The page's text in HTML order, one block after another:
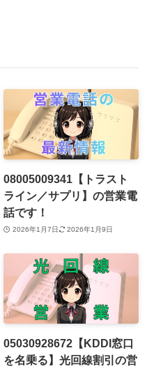
08005009341【トラスト
ライン／サプリ】の営業電
話です！
2026年1月7日 2026年1月9日
05030928672【KDDI窓口
を名乗る】光回線割引の営